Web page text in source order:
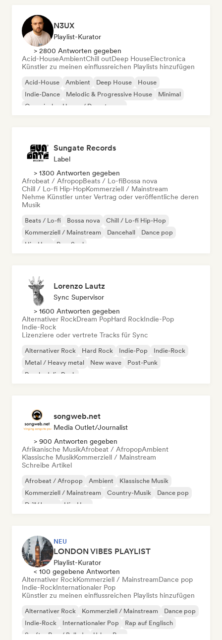
N3UX
Playlist-Kurator
> 2800 Antworten gegeben
Acid-HouseAmbientChill outDeep HouseElectronica
Künstler zu meinen einflussreichen Playlists hinzufügen
Acid-House Ambient Deep House
House
Indie-Dance
Melodic & Progressive House
Minimal
Organischer House / Downtempo
Sungate Records
Label
> 1300 Antworten gegeben
Afrobeat / AfropopBeats / Lo-fiBossa nova
Chill / Lo-fi Hip-HopKommerziell / Mainstream
Nehme Künstler unter Vertrag oder veröffentliche deren
Musik
Beats / Lo-fi Bossa nova
Chill / Lo-fi Hip-Hop
Kommerziell / Mainstream
Dancehall
Dance pop
Hip-Hop
Pop-Soul
Lorenzo Lautz
Sync Supervisor
> 1600 Antworten gegeben
Alternativer RockDream PopHard RockIndie-Pop
Indie-Rock
Lizenziere oder vertrete Tracks für Sync
Alternativer Rock Hard Rock Indie-Pop
Indie-Rock
Metal / Heavy metal
New wave
Post-Punk
Psychedelic Rock
songweb.net
Media Outlet/Journalist
> 900 Antworten gegeben
Afrikanische MusikAfrobeat / AfropopAmbient
Klassische MusikKommerziell / Mainstream
Schreibe Artikel
Afrobeat / Afropop Ambient
Klassische Musik
Kommerziell / Mainstream
Country-Musik
Dance pop
Drill/Jersey
Hip-Hop
NEU
LONDON VIBES PLAYLIST
Playlist-Kurator
< 100 gegebene Antworten
Alternativer RockKommerziell / MainstreamDance pop
Indie-RockInternationaler Pop
Künstler zu meinen einflussreichen Playlists hinzufügen
Alternativer Rock Kommerziell / Mainstream
Dance pop
Indie-Rock
Internationaler Pop
Rap auf Englisch
Sanfter Pop / Ballade
Urban Pop